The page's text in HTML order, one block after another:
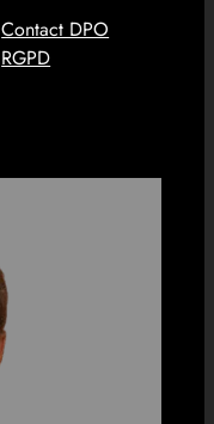
Contact DPO
RGPD